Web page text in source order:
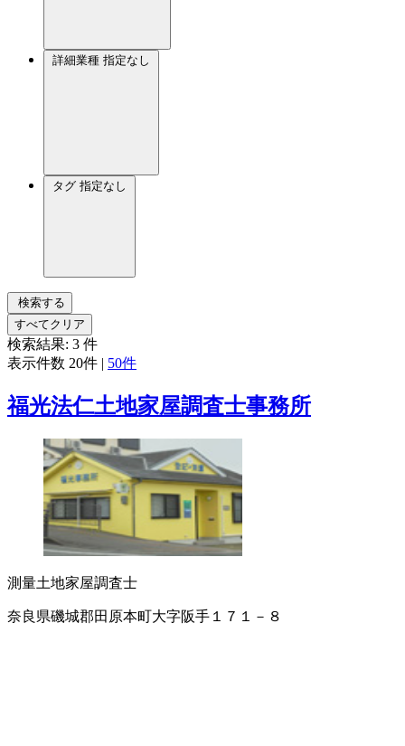
詳細業種 指定なし
タグ 指定なし
検索する
すべてクリア
検索結果: 3 件
表示件数 20件 | 50件
福光法仁土地家屋調査士事務所
測量土地家屋調査士
奈良県磯城郡田原本町大字阪手１７１－８